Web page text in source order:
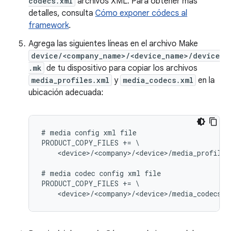
detalles, consulta Cómo exponer códecs al
framework.
Agrega las siguientes líneas en el archivo Make
device/<company_name>/<device_name>/device
.mk de tu dispositivo para copiar los archivos
media_profiles.xml y media_codecs.xml en la
ubicación adecuada:
# media config xml file
PRODUCT_COPY_FILES += \
<device>/<company>/<device>/
# media codec config xml file
PRODUCT_COPY_FILES += \